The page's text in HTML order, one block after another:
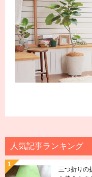
人気記事ランキング
三つ折りの